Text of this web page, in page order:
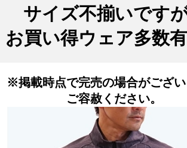
サイズ不揃いです
お買い得ウェア多数
※掲載時点で完売の場合がござ
ご容赦ください。